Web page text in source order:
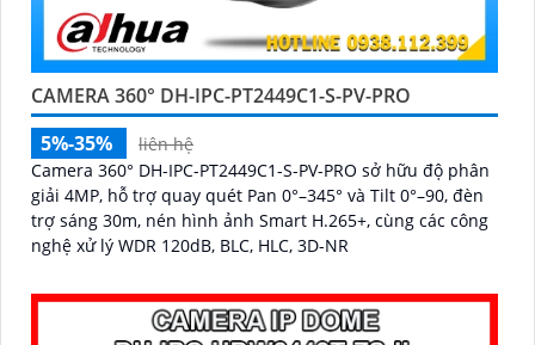
CAMERA 360° DH-IPC-PT2449C1-S-PV-PRO
5%-35%
liên hệ
Camera 360° DH-IPC-PT2449C1-S-PV-PRO sở hữu độ phân
giải 4MP, hỗ trợ quay quét Pan 0°–345° và Tilt 0°–90, đèn
trợ sáng 30m, nén hình ảnh Smart H.265+, cùng các công
nghệ xử lý WDR 120dB, BLC, HLC, 3D-NR